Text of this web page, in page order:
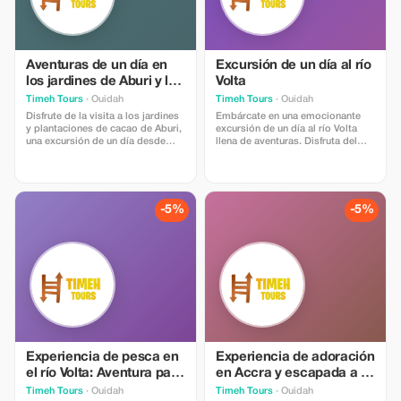
Aventuras de un día en
los jardines de Aburi y la
plantación de cacao
Timeh Tours · Ouidah
Disfrute de la visita a los jardines
y plantaciones de cacao de Aburi,
una excursión de un día desde
plantación de cacao Tetteh
Quarshie para aprender sobre la
herencia del cacao en Ghana; una
cultura y educación.
Excursión de un día al río
Volta
Timeh Tours · Ouidah
Embárcate en una emocionante
excursión de un día al río Volta
llena de aventuras. Disfruta del
Perfecto para los amantes de la
adrenalina o aquellos que buscan
relajarse, este viaje ofrece una
hermosos paisajes.
-5%
Experiencia de pesca en
el río Volta: Aventura para
un día completo
Timeh Tours · Ouidah
-5%
Experiencia de adoración
en Accra y escapada a la
playa
Timeh Tours · Ouidah